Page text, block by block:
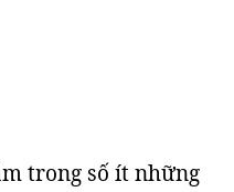
trong số ít những